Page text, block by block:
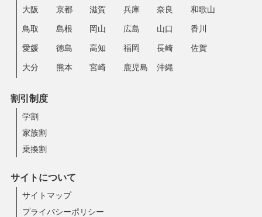
大阪 京都 滋賀 兵庫 奈良 和歌山
鳥取 島根 岡山 広島 山口 香川
愛媛 徳島 高知 福岡 長崎 佐賀
大分 熊本 宮崎 鹿児島 沖縄
割引制度
学割
家族割
乗換割
サイトについて
サイトマップ
プライバシーポリシー